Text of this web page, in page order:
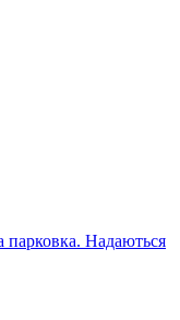
парковка. Надаються